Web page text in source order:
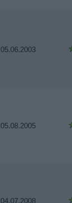
05.06.2003
05.08.2005
04.07.2008